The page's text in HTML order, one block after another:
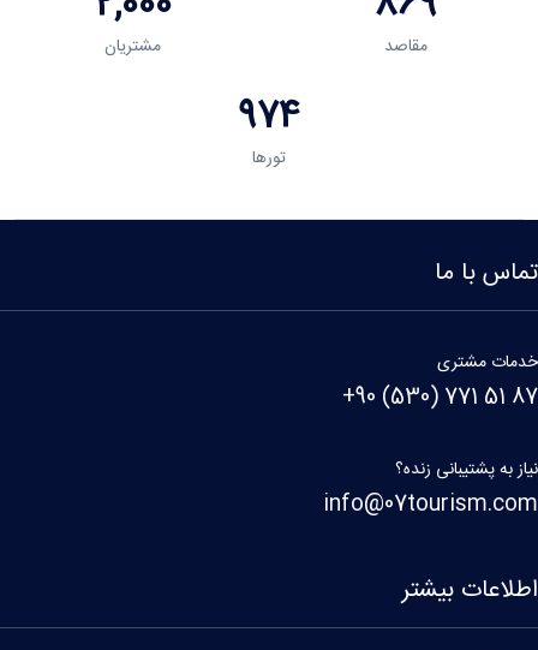
مقاصد مشتریان
974
تورها
با ما
مشتری
+90 (530) 771 51
به پشتیبانی زنده؟
بیشتر